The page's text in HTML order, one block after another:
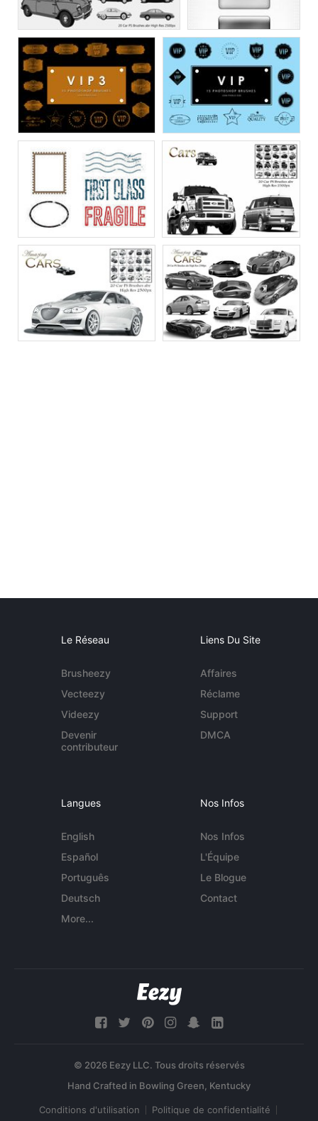
Le Réseau
Brusheezy
Vecteezy
Videezy
Devenir
contributeur
Liens Du Site
Affaires
Réclame
Support
DMCA
Langues
English
Español
Português
Deutsch
More...
Nos Infos
Nos Infos
L'Équipe
Le Blogue
Contact
© 2026 Eezy LLC. Tous droits réservés
Conditions d'utilisation Politique de confidentialité